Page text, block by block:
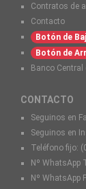
Contratos de
Contacto
Botón de
Botón de
Banco Central
CONTACTO
Seguinos en
Seguinos en
Teléfono fijo:
Nº WhatsApp
Nº WhatsApp